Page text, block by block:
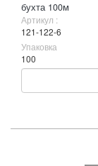
бухта 100м
Артикул :
121-122-6
Упаковка
100